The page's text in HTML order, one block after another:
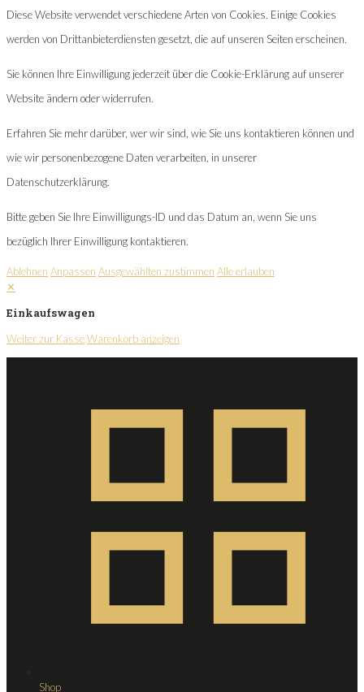
Diese Website verwendet verschiedene Arten von Cookies. Einige Cookies
werden von Drittanbieterdiensten gesetzt, die auf unseren Seiten erscheinen.
Sie können Ihre Einwilligung jederzeit über die Cookie-Erklärung auf unserer
Website ändern oder widerrufen.
Erfahren Sie mehr darüber, wer wir sind, wie Sie uns kontaktieren können und
wie wir personenbezogene Daten verarbeiten, in unserer
Datenschutzerklärung.
Bitte geben Sie Ihre Einwilligungs-ID und das Datum an, wenn Sie uns
bezüglich Ihrer Einwilligung kontaktieren.
Ablehnen Anpassen Ausgewählten zustimmen Alle erlauben
✕
Einkaufswagen
Weiter zur KasseWarenkorb anzeigen
Shop